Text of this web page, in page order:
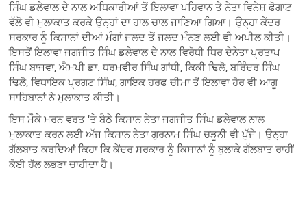
ਸਿੰਘ ਡਲੇਵਾਲ ਦੇ ਨਾਲ ਅਧਿਕਾਰੀਆਂ ਤੋਂ ਇਲਾਵਾ ਪਹਿਵਾਨ ਤੇ ਨੇਤਾ ਵਿਨੇਸ਼ ਫੋਗਾਟ
ਵੱਲੋ ਵੀ ਮੁਲਾਕਾਤ ਕਰਕੇ ਉਨ੍ਹਾਂ ਦਾ ਹਾਲ ਚਾਲ ਜਾਣਿਆ ਗਿਆ। ਉਨ੍ਹਾ ਕੇਂਦਰ
ਸਰਕਾਰ ਨੂੰ ਕਿਸਾਨਾਂ ਦੀਆਂ ਮੰਗਾਂ ਜਲਦ ਤੋਂ ਜਲਦ ਮੰਨਣ ਲਈ ਵੀ ਅਪੀਲ ਕੀਤੀ।
ਇਸਤੋਂ ਇਲਾਵਾ ਜਗਜੀਤ ਸਿੰਘ ਡਲੇਵਾਲ ਦੇ ਨਾਲ ਵਿਰੋਧੀ ਧਿਰ ਦੇਨੇਤਾ ਪ੍ਰਤਾਪ
ਸਿੰਘ ਬਾਜਵਾ, ਐਮਪੀ ਡਾ. ਧਰਮਵੀਰ ਸਿੰਘ ਗਾਂਧੀ, ਕਿਕੀ ਢਿਲੋ, ਬਰਿੰਦਰ ਸਿੰਘ
ਢਿਲੋ, ਵਿਧਾਇਕ ਪ੍ਰਗਟ ਸਿੰਘ, ਗਾਇਕ ਹਰਫ ਚੀਮਾ ਤੋਂ ਇਲਾਵਾ ਹੋਰ ਵੀ ਆਗੂ
ਸਾਹਿਬਾਨਾਂ ਨੇ ਮੁਲਾਕਾਤ ਕੀਤੀ।
ਇਸ ਮੌਕੇ ਮਰਨ ਵਰਤ ‘ਤੇ ਬੈਠੇ ਕਿਸਾਨ ਨੇਤਾ ਜਗਜੀਤ ਸਿੰਘ ਡਲੇਵਾਲ ਨਾਲ
ਮੁਲਾਕਾਤ ਕਰਨ ਲਈ ਅੱਜ ਕਿਸਾਨ ਨੇਤਾ ਗੁਰਨਾਮ ਸਿੰਘ ਚੜੂਨੀ ਵੀ ਪੁੱਜੇ। ਉਨ੍ਹਾ
ਗੱਲਬਾਤ ਕਰਦਿਆਂ ਕਿਹਾ ਕਿ ਕੇਂਦਰ ਸਰਕਾਰ ਨੂੰ ਕਿਸਾਨਾਂ ਨੂੰ ਬੁਲਾਕੇ ਗੱਲਬਾਤ ਰਾਹੀਂ
ਕੋਈ ਹੱਲ ਲਭਣਾ ਚਾਹੀਦਾ ਹੈ।